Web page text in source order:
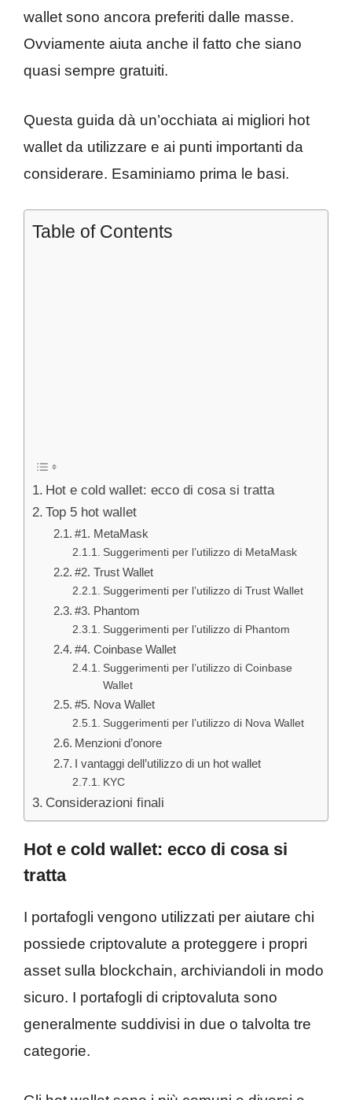
wallet sono ancora preferiti dalle masse.
Ovviamente aiuta anche il fatto che siano
quasi sempre gratuiti.
Questa guida dà un’occhiata ai migliori hot
wallet da utilizzare e ai punti importanti da
considerare. Esaminiamo prima le basi.
Table of Contents
Hot e cold wallet: ecco di cosa si tratta
Top 5 hot wallet
#1. MetaMask
Suggerimenti per l’utilizzo di MetaMask
#2. Trust Wallet
Suggerimenti per l’utilizzo di Trust Wallet
#3. Phantom
Suggerimenti per l’utilizzo di Phantom
#4. Coinbase Wallet
Suggerimenti per l’utilizzo di Coinbase
Wallet
#5. Nova Wallet
Suggerimenti per l’utilizzo di Nova Wallet
Menzioni d’onore
I vantaggi dell’utilizzo di un hot wallet
KYC
Considerazioni finali
Hot e cold wallet: ecco di cosa si
tratta
I portafogli vengono utilizzati per aiutare chi
possiede criptovalute a proteggere i propri
asset sulla blockchain, archiviandoli in modo
sicuro. I portafogli di criptovaluta sono
generalmente suddivisi in due o talvolta tre
categorie.